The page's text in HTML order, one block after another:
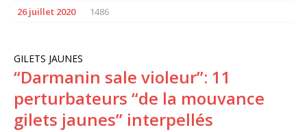
26 juillet 2020 1486
GILETS JAUNES
“Darmanin sale violeur”: 11
perturbateurs “de la mouvance
gilets jaunes” interpellés